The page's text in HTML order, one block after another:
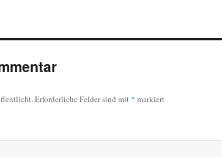
Erforderliche Felder sind mit * markiert